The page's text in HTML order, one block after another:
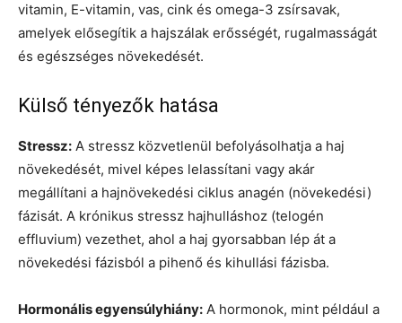
vitamin, E-vitamin, vas, cink és omega-3 zsírsavak,
amelyek elősegítik a hajszálak erősségét, rugalmasságát
és egészséges növekedését.
Külső tényezők hatása
Stressz: A stressz közvetlenül befolyásolhatja a haj
növekedését, mivel képes lelassítani vagy akár
megállítani a hajnövekedési ciklus anagén (növekedési)
fázisát. A krónikus stressz hajhulláshoz (telogén
effluvium) vezethet, ahol a haj gyorsabban lép át a
növekedési fázisból a pihenő és kihullási fázisba.
Hormonális egyensúlyhiány: A hormonok, mint például a